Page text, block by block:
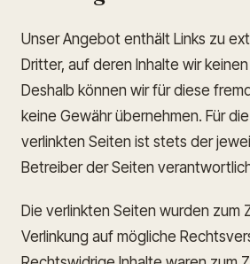
Unser Angebot enthält Links zu
Dritter, auf deren Inhalte wir
Deshalb können wir für diese
keine Gewähr übernehmen. Für
verlinkten Seiten ist stets der
Betreiber der Seiten
Die verlinkten Seiten wurden zum
Verlinkung auf mögliche